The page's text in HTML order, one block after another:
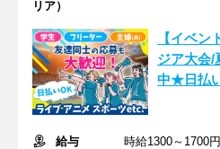
リア）
【イベン
ジア大会/
中★日払
給与